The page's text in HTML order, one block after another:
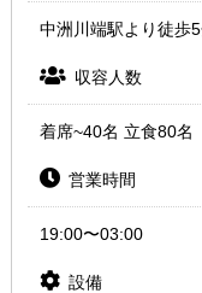
中洲川端駅より徒歩
収容人数
着席~40名 立食80名
営業時間
19:00〜03:00
設備